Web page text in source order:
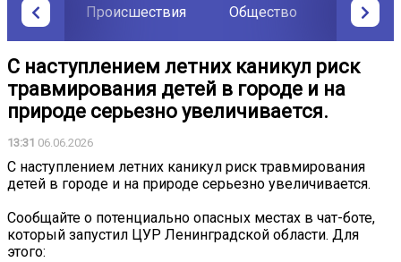
Происшествия Общество
С наступлением летних каникул риск
травмирования детей в городе и на
природе серьезно увеличивается.
13:31 06.06.2026
С наступлением летних каникул риск травмирования
детей в городе и на природе серьезно увеличивается.
Сообщайте о потенциально опасных местах в чат-боте,
который запустил ЦУР Ленинградской области. Для
этого: